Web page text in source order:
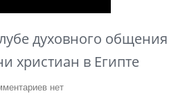
духовного общения
христиан в Египте
нет